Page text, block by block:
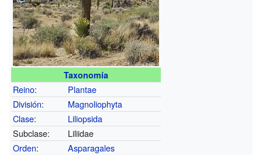
Taxonomía
Reino:
Plantae
División:
Magnoliophyta
Clase:
Liliopsida
Subclase:
Liliidae
Orden:
Asparagales